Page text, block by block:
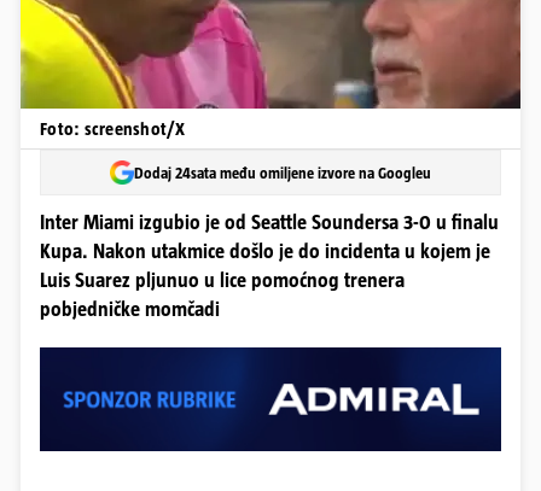
Foto: screenshot/X
Dodaj 24sata među omiljene izvore na Googleu
Inter Miami izgubio je od Seattle Soundersa 3-0 u finalu
Kupa. Nakon utakmice došlo je do incidenta u kojem je
Luis Suarez pljunuo u lice pomoćnog trenera
pobjedničke momčadi